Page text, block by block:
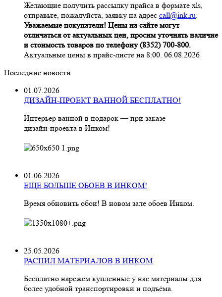
Желающие получить рассылку прайса в формате xls,
отправьте, пожалуйста, заявку на адрес call@ink.ru.
Уважаемые покупатели! Цены на сайте могут
отличаться от актуальных цен, просим уточнять наличие
и стоимость товаров по телефону (8352) 700-800.
Актуальные цены в прайс-листе на 8:00. 06.08.2026
Последние новости
01.07.2026
ДИЗАЙН-ПРОЕКТ ВАННОЙ БЕСПЛАТНО!
Интерьер ванной в подарок — при заказе
дизайн‑проекта в Инком!
01.06.2026
ЕЩЕ БОЛЬШЕ ОБОЕВ В ИНКОМ!
Время обновить обои! В новом зале обоев Инком.
25.05.2026
РАСПИЛ МАТЕРИАЛОВ В ИНКОМ
Бесплатно нарежем купленные у нас материалы для
более удобной транспортировки и подъёма.